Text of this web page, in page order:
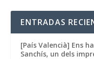
ENTRADAS
[País Valencià] Ens
Sanchís, un dels